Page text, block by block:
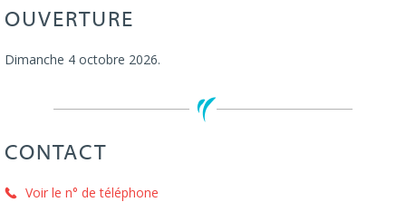
OUVERTURE
Dimanche 4 octobre 2026.
CONTACT
Voir le n° de téléphone